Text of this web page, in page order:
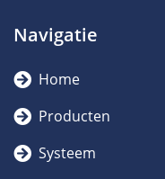
Navigatie
Home
Producten
Systeem